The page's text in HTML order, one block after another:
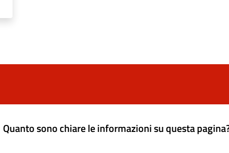
Quanto sono chiare le informazioni su questa